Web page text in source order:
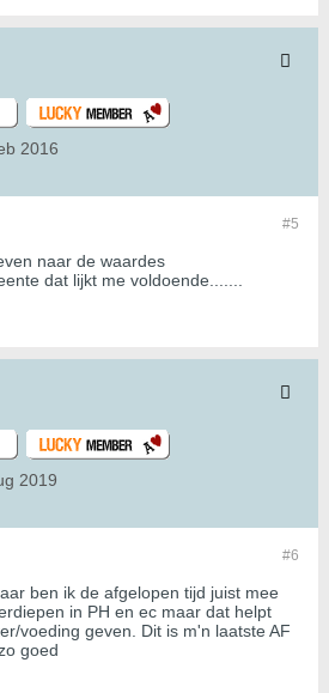
2016
#5
naar de waardes
dat lijkt me voldoende.......
2019
#6
ben ik de afgelopen tijd juist mee
in PH en ec maar dat helpt
voeding geven. Dit is m'n laatste AF
goed